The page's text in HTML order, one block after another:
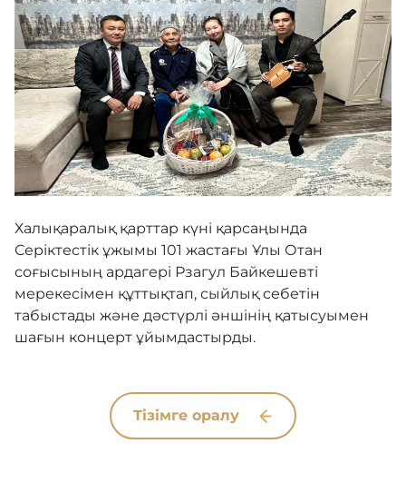
Мемлекеттік сатып алу
Жаңалықтар
Комплаенс
Кері байланыс
Адалдық алаңы
Нашар көретіндерге
арналған нұсқа
Халықаралық қарттар күні қарсаңында
Серіктестік ұжымы 101 жастағы Ұлы Отан
соғысының ардагері Рзагул Байкешевті
мерекесімен құттықтап, сыйлық себетін
табыстады және дәстүрлі әншінің қатысуымен
шағын концерт ұйымдастырды.
Тізімге оралу